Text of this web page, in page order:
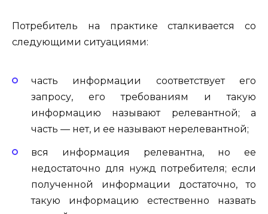
Потребитель на практике сталкивается со
следующими ситуациями:
часть информации соответствует его
запросу, его требованиям и такую
информацию называют релевантной; а
часть — нет, и ее называют нерелевантной;
вся информация релевантна, но ее
недостаточно для нужд потребителя; если
полученной информации достаточно, то
такую информацию естественно назвать